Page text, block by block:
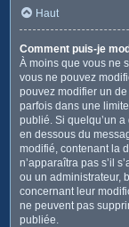
Haut
Comment puis-je
À moins que vous ne
vous ne pouvez
pouvez modifier un
parfois dans une
publié. Si quelqu’un
en dessous du
modifié, contenant la
n’apparaîtra pas s’il
ou un administrateur,
concernant leur
ne peuvent pas
publiée.